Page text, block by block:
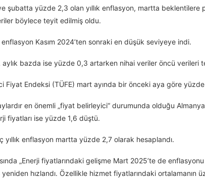
şubatta yüzde 2,3 olan yıllık enflasyon, martta beklentilere
böylece teyit edilmiş oldu.
enflasyon Kasım 2024’ten sonraki en düşük seviyeye indi.
aylık bazda ise yüzde 0,3 artarken nihai veriler öncü verileri
Fiyat Endeksi (TÜFE) mart ayında bir önceki aya göre
en önemli „fiyat belirleyici“ durumunda olduğu
fiyatları ise yüzde 1,6 düştü.
yıllık enflasyon martta yüzde 2,7 olarak hesaplandı.
„Enerji fiyatlarındaki gelişme Mart 2025’te de
hızlandı. Özellikle hizmet fiyatlarındaki ortalamanın